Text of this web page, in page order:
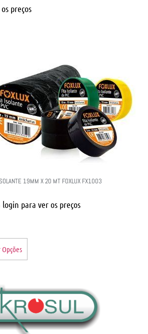
preços
19MM X 20 MT FOXLUX FX1003
login para ver os preços
Opções